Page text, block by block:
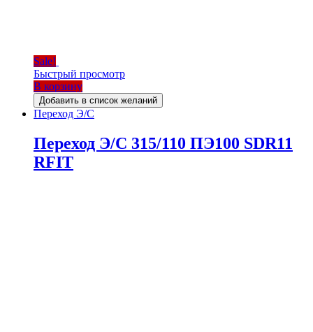
Sale!
Быстрый просмотр
В корзину
Добавить в список желаний
Переход Э/С
Переход Э/С 315/110 ПЭ100 SDR11
RFIT